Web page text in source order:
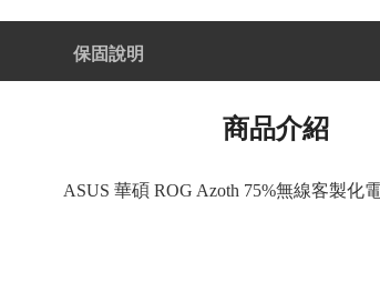
保固說明
商品介紹
ASUS 華碩 ROG Azoth 75%無線客製化